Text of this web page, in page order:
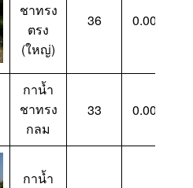
ชาทรง
ตรง
(ใหญ่)
36 0.00-
กาน้ำ
ชาทรง
กลม
33 0.00-
กาน้ำ